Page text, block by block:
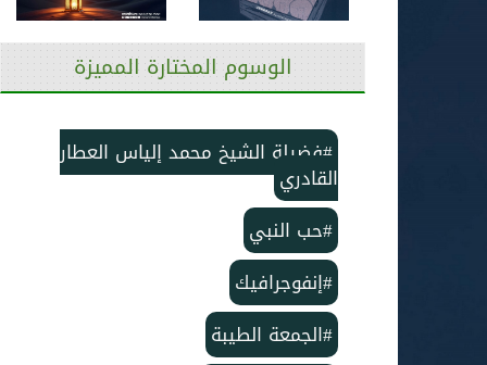
الوسوم المختارة المميزة
#فضيلة الشيخ محمد إلياس العطار
القادري
#حب النبي
#إنفوجرافيك
#الجمعة الطيبة